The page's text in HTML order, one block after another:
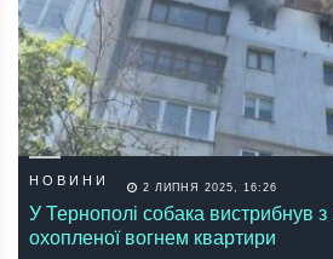
НОВИНИ 2 ЛИПНЯ 2025, 16:26
У Тернополі собака вистрибнув з
охопленої вогнем квартири